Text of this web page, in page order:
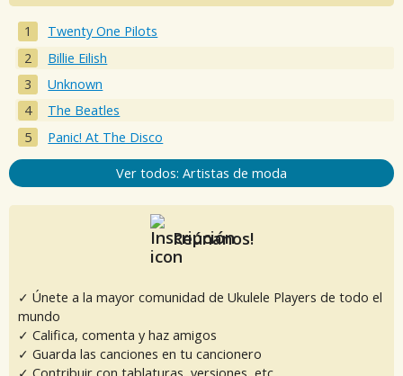
Twenty One Pilots
Billie Eilish
Unknown
The Beatles
Panic! At The Disco
Ver todos: Artistas de moda
Reúnanos!
✓ Únete a la mayor comunidad de Ukulele Players de todo el
mundo
✓ Califica, comenta y haz amigos
✓ Guarda las canciones en tu cancionero